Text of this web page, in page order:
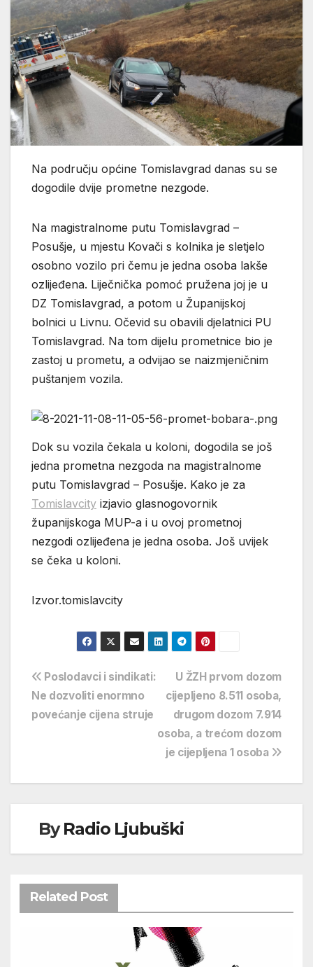
Na području općine Tomislavgrad danas su se
dogodile dvije prometne nezgode.
Na magistralnome putu Tomislavgrad –
Posušje, u mjestu Kovači s kolnika je sletjelo
osobno vozilo pri čemu je jedna osoba lakše
ozlijeđena. Liječnička pomoć pružena joj je u
DZ Tomislavgrad, a potom u Županijskoj
bolnici u Livnu. Očevid su obavili djelatnici PU
Tomislavgrad. Na tom dijelu prometnice bio je
zastoj u prometu, a odvijao se naizmjeničnim
puštanjem vozila.
Dok su vozila čekala u koloni, dogodila se još
jedna prometna nezgoda na magistralnome
putu Tomislavgrad – Posušje. Kako je za
Tomislavcity izjavio glasnogovornik
županijskoga MUP-a i u ovoj prometnoj
nezgodi ozlijeđena je jedna osoba. Još uvijek
se čeka u koloni.
Izvor.tomislavcity
Navigacija
objava
U ŽZH prvom dozom
cijepljeno 8.511 osoba,
drugom dozom 7.914
osoba, a trećom dozom
je cijepljena 1 osoba
Poslodavci i sindikati:
Ne dozvoliti enormno
povećanje cijena struje
ByRadio Ljubuški
Related Post